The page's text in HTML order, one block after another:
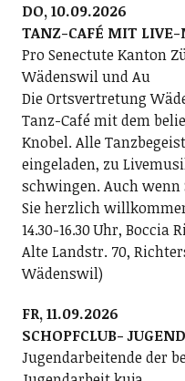
DO, 10.09.2026
TANZ-CAFÉ MIT
Pro Senectute Kanton
Wädenswil und Au
Die Ortsvertretung
Tanz-Café mit dem
Knobel. Alle
eingeladen, zu
schwingen. Auch
Sie herzlich
14.30-16.30 Uhr, Boccia
Alte Landstr. 70,
Wädenswil)
FR, 11.09.2026
SCHOPFCLUB-
Jugendarbeitende der